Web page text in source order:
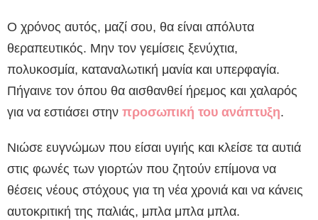
Ο χρόνος αυτός, μαζί σου, θα είναι απόλυτα
θεραπευτικός. Μην τον γεμίσεις ξενύχτια,
πολυκοσμία, καταναλωτική μανία και υπερφαγία.
Πήγαινε τον όπου θα αισθανθεί ήρεμος και χαλαρός
για να εστιάσει στην προσωπική του ανάπτυξη.
Νιώσε ευγνώμων που είσαι υγιής και κλείσε τα αυτιά
στις φωνές των γιορτών που ζητούν επίμονα να
θέσεις νέους στόχους για τη νέα χρονιά και να κάνεις
αυτοκριτική της παλιάς, μπλα μπλα μπλα.